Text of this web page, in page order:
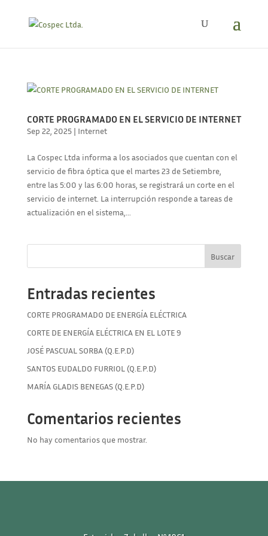
CORTE PROGRAMADO EN EL SERVICIO DE INTERNET
Sep 22, 2025| Internet
La Cospec Ltda informa a los asociados que cuentan con el
servicio de fibra óptica que el martes 23 de Setiembre,
entre las 5:00 y las 6:00 horas, se registrará un corte en el
servicio de internet. La interrupción responde a tareas de
actualización en el sistema,...
Buscar
Entradas recientes
CORTE PROGRAMADO DE ENERGÍA ELÉCTRICA
CORTE DE ENERGÍA ELÉCTRICA EN EL LOTE 9
JOSÉ PASCUAL SORBA (Q.E.P.D)
SANTOS EUDALDO FURRIOL (Q.E.P.D)
MARÍA GLADIS BENEGAS (Q.E.P.D)
Comentarios recientes
No hay comentarios que mostrar.